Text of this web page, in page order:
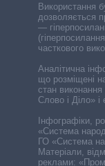
Використання
дозволяється
—
часткового
Аналітична
що розміщені
стан виконання
Слово і Діло»
Інфографіки,
«Система
ГО «Система
Матеріали,
реклами: